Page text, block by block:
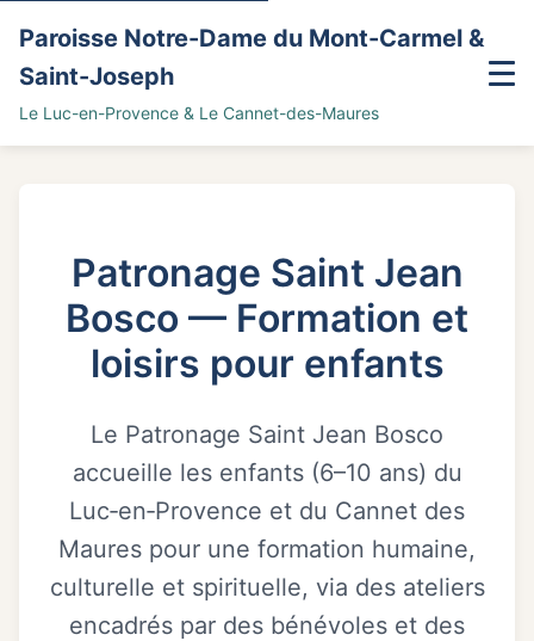
Paroisse Notre-Dame du Mont-Carmel &
Saint-Joseph
Le Luc-en-Provence & Le Cannet-des-Maures
Découvrir la paroisse
Horaires des messes
Patronage Saint Jean
Bosco — Formation et
loisirs pour enfants
Le Patronage Saint Jean Bosco
accueille les enfants (6–10 ans) du
Luc‑en‑Provence et du Cannet des
Maures pour une formation humaine,
culturelle et spirituelle, via des ateliers
encadrés par des bénévoles et des